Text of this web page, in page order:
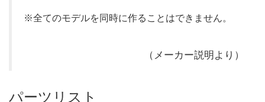
※全てのモデルを同時に作ることはできません。
（メーカー説明より）
パーツリスト